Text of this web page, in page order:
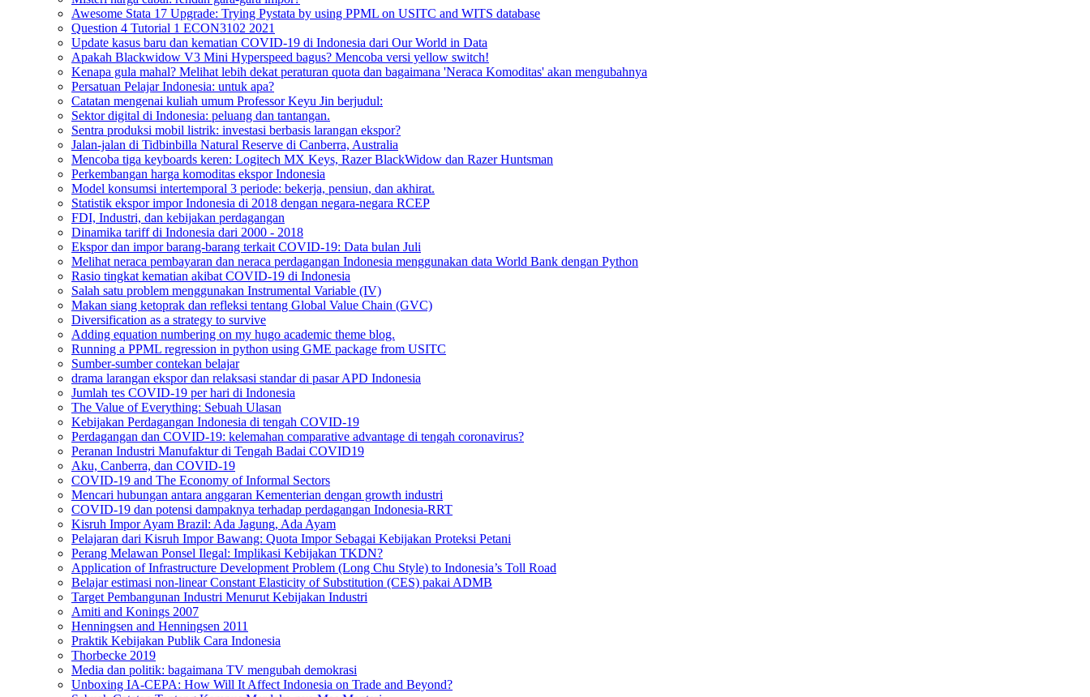
Awesome Stata 17 Upgrade: Trying Pystata by using PPML on USITC and WITS database
Question 4 Tutorial 1 ECON3102 2021
Update kasus baru dan kematian COVID-19 di Indonesia dari Our World in Data
Apakah Blackwidow V3 Mini Hyperspeed bagus? Mencoba versi yellow switch!
Kenapa gula mahal? Melihat lebih dekat peraturan quota dan bagaimana 'Neraca Komoditas' akan mengubahnya
Persatuan Pelajar Indonesia: untuk apa?
Catatan mengenai kuliah umum Professor Keyu Jin berjudul:
Sektor digital di Indonesia: peluang dan tantangan.
Sentra produksi mobil listrik: investasi berbasis larangan ekspor?
Jalan-jalan di Tidbinbilla Natural Reserve di Canberra, Australia
Mencoba tiga keyboards keren: Logitech MX Keys, Razer BlackWidow dan Razer Huntsman
Perkembangan harga komoditas ekspor Indonesia
Model konsumsi intertemporal 3 periode: bekerja, pensiun, dan akhirat.
Statistik ekspor impor Indonesia di 2018 dengan negara-negara RCEP
FDI, Industri, dan kebijakan perdagangan
Dinamika tariff di Indonesia dari 2000 - 2018
Ekspor dan impor barang-barang terkait COVID-19: Data bulan Juli
Melihat neraca pembayaran dan neraca perdagangan Indonesia menggunakan data World Bank dengan Python
Rasio tingkat kematian akibat COVID-19 di Indonesia
Salah satu problem menggunakan Instrumental Variable (IV)
Makan siang ketoprak dan refleksi tentang Global Value Chain (GVC)
Diversification as a strategy to survive
Adding equation numbering on my hugo academic theme blog.
Running a PPML regression in python using GME package from USITC
Sumber-sumber contekan belajar
drama larangan ekspor dan relaksasi standar di pasar APD Indonesia
Jumlah tes COVID-19 per hari di Indonesia
The Value of Everything: Sebuah Ulasan
Kebijakan Perdagangan Indonesia di tengah COVID-19
Perdagangan dan COVID-19: kelemahan comparative advantage di tengah coronavirus?
Peranan Industri Manufaktur di Tengah Badai COVID19
Aku, Canberra, dan COVID-19
COVID-19 and The Economy of Informal Sectors
Mencari hubungan antara anggaran Kementerian dengan growth industri
COVID-19 dan potensi dampaknya terhadap perdagangan Indonesia-RRT
Kisruh Impor Ayam Brazil: Ada Jagung, Ada Ayam
Pelajaran dari Kisruh Impor Bawang: Quota Impor Sebagai Kebijakan Proteksi Petani
Perang Melawan Ponsel Ilegal: Implikasi Kebijakan TKDN?
Application of Infrastructure Development Problem (Long Chu Style) to Indonesia’s Toll Road
Belajar estimasi non-linear Constant Elasticity of Substitution (CES) pakai ADMB
Target Pembangunan Industri Menurut Kebijakan Industri
Amiti and Konings 2007
Henningsen and Henningsen 2011
Praktik Kebijakan Publik Cara Indonesia
Thorbecke 2019
Media dan politik: bagaimana TV mengubah demokrasi
Unboxing IA-CEPA: How Will It Affect Indonesia on Trade and Beyond?